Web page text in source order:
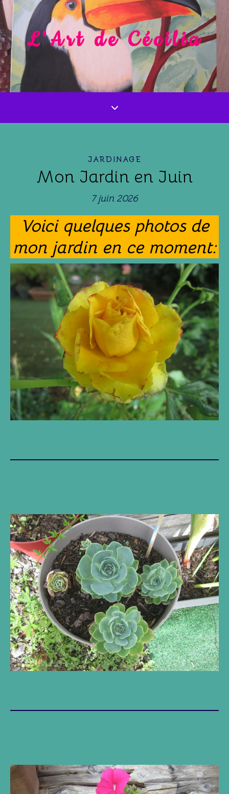
L'Art de Cécilia
JARDINAGE
Mon Jardin en Juin
7 juin 2026
Voici quelques photos de
mon jardin en ce moment: